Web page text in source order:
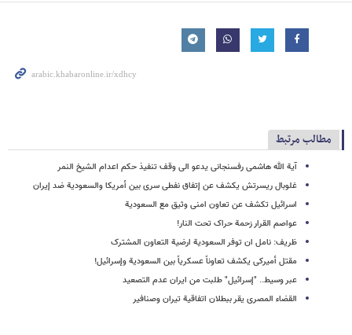
مطالب مرتبط
آیة الله هاشمی رفسنجانی یدعو الی وقف تنفیذ حکم اعدام الشیخ النمر
غلوبال ریسرتش یکشف عن إتفاق نفطی سری بین أمریکا والسعودیة ضد إیران
اسرائیل تکشف عن تعاون امنی وثیق مع السعودیة
عواصم القرار زحمة حراک تحت النار!
ظریف: نامل ان توفر السعودیة ارضیة التعاون المشترک
مقتل أمیرکی یکشف تعاوناً عسکریاً بین السعودیة وإسرائیل!
عبر وسیط.. "إسرائیل" طلبت من ایران عدم التصعید
القضاء المصری یقر ببطلان اتفاقیة تیران وصنافیر